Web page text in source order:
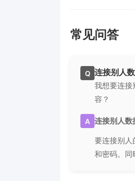
常见问答
Q 连接别人
我想要连接
容？
A 连接别人数
要连接别人
和密码。同